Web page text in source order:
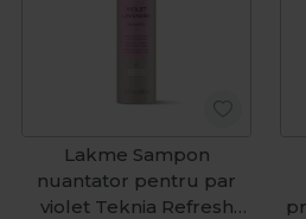
Lakme Sampon
nuantator pentru par
violet Teknia Refresh